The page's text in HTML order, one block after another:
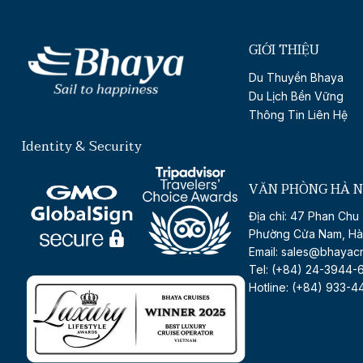
Identity & Security
GIỚI THIỆU
Du Thuyền Bhaya
Du Lịch Bền Vững
Thông Tin Liên Hệ
VĂN PHÒNG HÀ
Địa chỉ: 47 Phan Chu
Phường Cửa Nam,
Email:
Tel: (+84) 24-3944-
Hotline: (+84) 933-